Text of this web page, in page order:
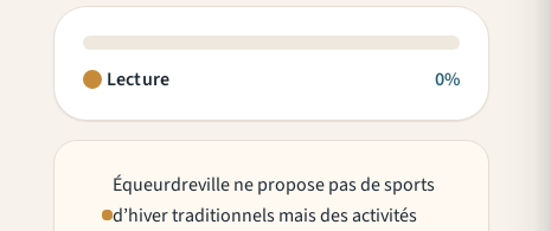
Lecture 0%
Équeurdreville ne propose pas de sports
d’hiver traditionnels mais des activités